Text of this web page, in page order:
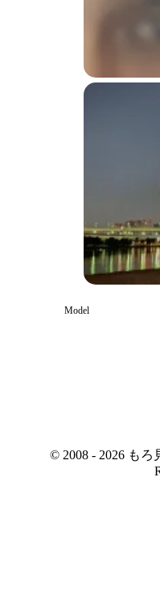
Model
© 2008 - 2026 もろ